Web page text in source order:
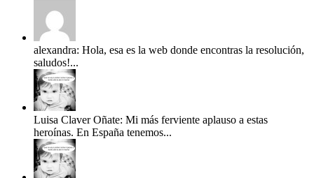
alexandra: Hola, esa es la web donde encontras la resolución,
saludos!...
Luisa Claver Oñate: Mi más ferviente aplauso a estas
heroínas. En España tenemos...